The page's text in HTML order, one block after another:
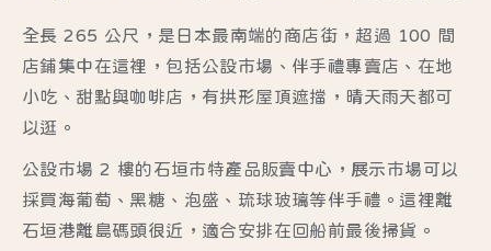
全長 265 公尺，是日本最南端的商店街，超過 100 間
店鋪集中在這裡，包括公設市場、伴手禮專賣店、在地
小吃、甜點與咖啡店，有拱形屋頂遮擋，晴天雨天都可
以逛。
公設市場 2 樓的石垣市特產品販賣中心，展示市場可以
採買海葡萄、黑糖、泡盛、琉球玻璃等伴手禮。這裡離
石垣港離島碼頭很近，適合安排在回船前最後掃貨。